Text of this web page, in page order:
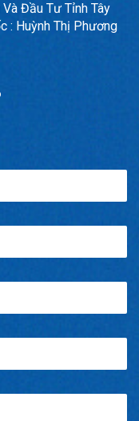
Đầu Tư Tỉnh Tây
: Huỳnh Thị Phương